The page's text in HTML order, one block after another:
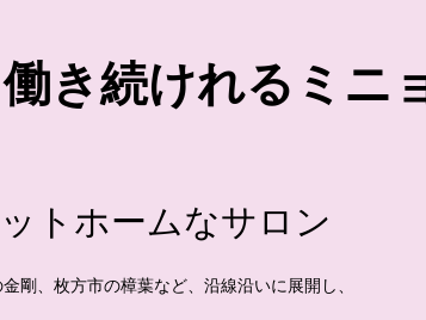
き続けれるミニ
トホームなサロン
剛、枚方市の樟葉など、沿線沿いに展開し、